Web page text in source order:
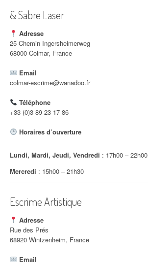
& Sabre Laser
Adresse
25 Chemin Ingersheimerweg
68000 Colmar, France
Email
colmar-escrime@wanadoo.fr
Téléphone
+33 (0)3 89 23 17 86
Horaires d’ouverture
Lundi, Mardi, Jeudi, Vendredi : 17h00 – 22h00
Mercredi : 15h00 – 21h30
Escrime Artistique
Adresse
Rue des Prés
68920 Wintzenheim, France
Email